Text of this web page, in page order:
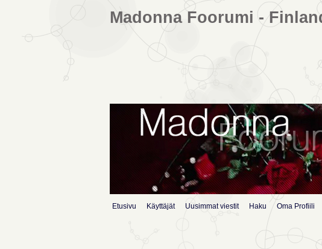
Madonna Foorumi -
Etusivu Käyttäjät Uusimmat viestit Haku Oma Profiili